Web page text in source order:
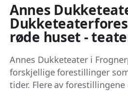
Annes
røde huset -
Annes Dukketeater i
forskjellige forestillinger
tider. Flere av